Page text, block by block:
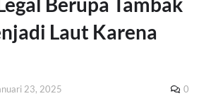
Laut Karena
23, 2025 0